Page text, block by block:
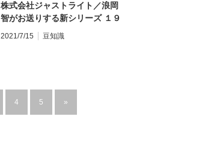
ショウガ拡大も視野 宮城県東
松島市 登坂寛さん（４０）」
／その①
株式会社ジャストライト／浪岡
智がお送りする新シリーズ １９
／『新四字熟語辞典（ダイソー
ミニミニ辞典シリーズ）』を読
2021/7/15 豆知識
4 5 »